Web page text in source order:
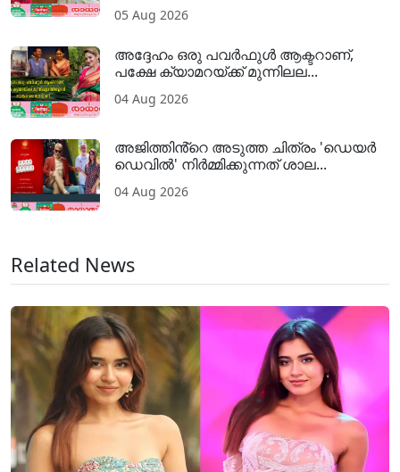
05 Aug 2026
അദ്ദേഹം ഒരു പവര്‍ഫുള്‍ ആക്ടറാണ്,
പക്ഷേ ക്യാമറയ്ക്ക് മുന്നിലല...
04 Aug 2026
അജിത്തിൻ്റെ അടുത്ത ചിത്രം 'ഡെയർ
ഡെവിൽ' നിർമ്മിക്കുന്നത് ശാല...
04 Aug 2026
Related News